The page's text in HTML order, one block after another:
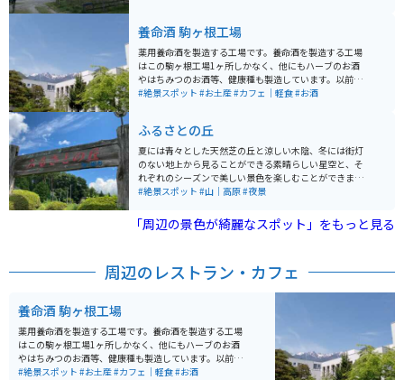
養命酒 駒ヶ根工場
薬用養命酒を製造する工場です。養命酒を製造する工場
はこの駒ヶ根工場1ヶ所しかなく、他にもハーブのお酒
やはちみつのお酒等、健康種も製造しています。以前ま
では時間制で案内員の方が案内してくれましたが、リニ
産を購入できる店にカフェスペースもあります。工場か
らは中央アルプスと南アルプスを見ることもでき、敷地
内には健康の森という広大な散策コースもあり、森林浴
をしながら気分転換もできます。
#絶景スポット #お土産#カフェ｜軽食#お酒
ふるさとの丘
夏には青々とした天然芝の丘と涼しい木陰、冬には街灯
のない地上から見ることができる素晴らしい星空と、そ
れぞれのシーズンで美しい景色を楽しむことができま
す。周辺は民家と田んぼしかないような田舎町であるた
て、静かな田舎の風景を楽しんでみてください。
#絶景スポット #山｜高原#夜景
「周辺の景色が綺麗なスポット」をもっと見る
周辺のレストラン・カフェ
養命酒 駒ヶ根工場
薬用養命酒を製造する工場です。養命酒を製造する工場
はこの駒ヶ根工場1ヶ所しかなく、他にもハーブのお酒
やはちみつのお酒等、健康種も製造しています。以前ま
では時間制で案内員の方が案内してくれましたが、リニ
#絶景スポット #お土産#カフェ｜軽食#お酒